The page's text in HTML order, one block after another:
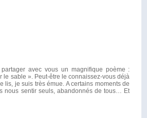
partager avec vous un magnifique poème :
le sable ». Peut-être le connaissez-vous déjà
lis, je suis très émue. A certains moments de
nous sentir seuls, abandonnés de tous… Et